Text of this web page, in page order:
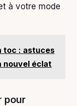
à votre mode
toc : astuces
nouvel éclat
pour